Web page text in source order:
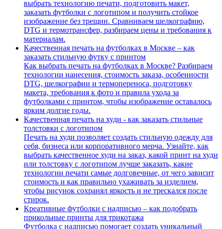
выбрать технологию печати, подготовить макет,
заказать футболки с логотипом и получить стойкое
изображение без трещин. Сравниваем шелкографию,
DTG и термотрансфер, разбираем цены и требования к
материалам.
Качественная печать на футболках в Москве – как
заказать стильную футку с принтом
Как выбрать печать на футболках в Москве? Разбираем
технологии нанесения, стоимость заказа, особенности
DTG, шелкографии и термопереноса, подготовку
макета, требования к фото и правила ухода за
футболками с принтом, чтобы изображение оставалось
ярким долгие годы.
Качественная печать на худи - как заказать стильные
толстовки с логотипом
Печать на худи позволяет создать стильную одежду для
себя, бизнеса или корпоративного мерча. Узнайте, как
выбрать качественное худи на заказ, какой принт на худи
или толстовку с логотипом лучше заказать, какие
технологии печати самые долговечные, от чего зависит
стоимость и как правильно ухаживать за изделием,
чтобы рисунок сохранял яркость и не трескался после
стирок.
Креативные футболки с надписью – как подобрать
прикольные принты для трикотажа
Футболка с надписью помогает создать уникальный